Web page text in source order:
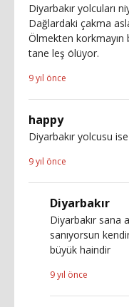
Diyarbakır yolcuları
Dağlardaki çakma
Ölmekten
tane leş ölüyor.
9 yıl önce
happy
Diyarbakır yolcusu
9 yıl önce
Diyarbakır
Diyarbakır sana
sanıyorsun
büyük haindir
9 yıl önce